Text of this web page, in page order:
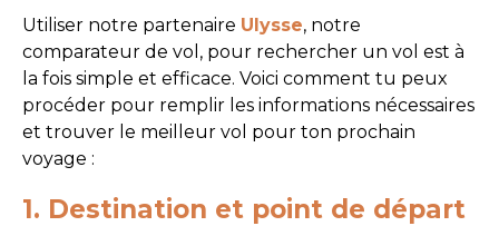
Utiliser notre partenaire Ulysse, notre
comparateur de vol, pour rechercher un vol est à
la fois simple et efficace. Voici comment tu peux
procéder pour remplir les informations nécessaires
et trouver le meilleur vol pour ton prochain
voyage :
1. Destination et point de départ